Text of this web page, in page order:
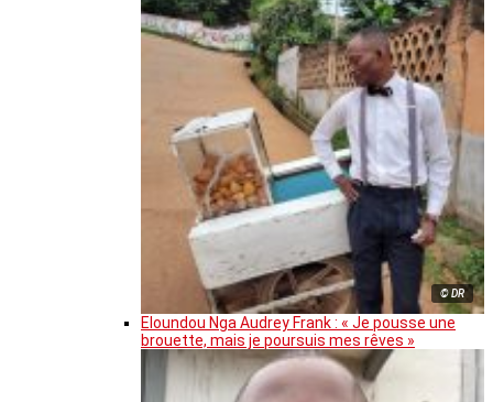
© DR
Eloundou Nga Audrey Frank : « Je pousse une
brouette, mais je poursuis mes rêves »